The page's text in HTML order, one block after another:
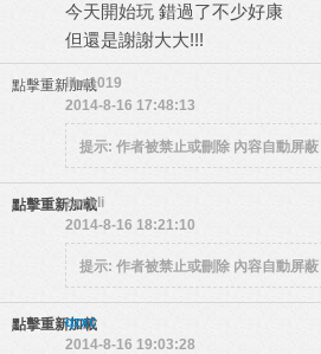
今天開始玩 錯過了不少好康
但還是謝謝大大!!!
點擊重新加載
liho1019
2014-8-16 17:48:13
提示: 作者被禁止或刪除 內容自動屏蔽
點擊重新加載
zackli
2014-8-16 18:21:10
提示: 作者被禁止或刪除 內容自動屏蔽
點擊重新加載
qzxc
2014-8-16 19:03:28